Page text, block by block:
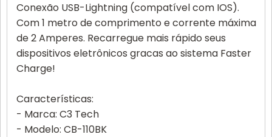
Conexão USB-Lightning (compatível com IOS).
Com 1 metro de comprimento e corrente máxima
de 2 Amperes. Recarregue mais rápido seus
dispositivos eletrônicos gracas ao sistema Faster
Charge!
Características:
- Marca: C3 Tech
- Modelo: CB-110BK